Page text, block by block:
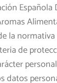
Española
la normativa
de
datos